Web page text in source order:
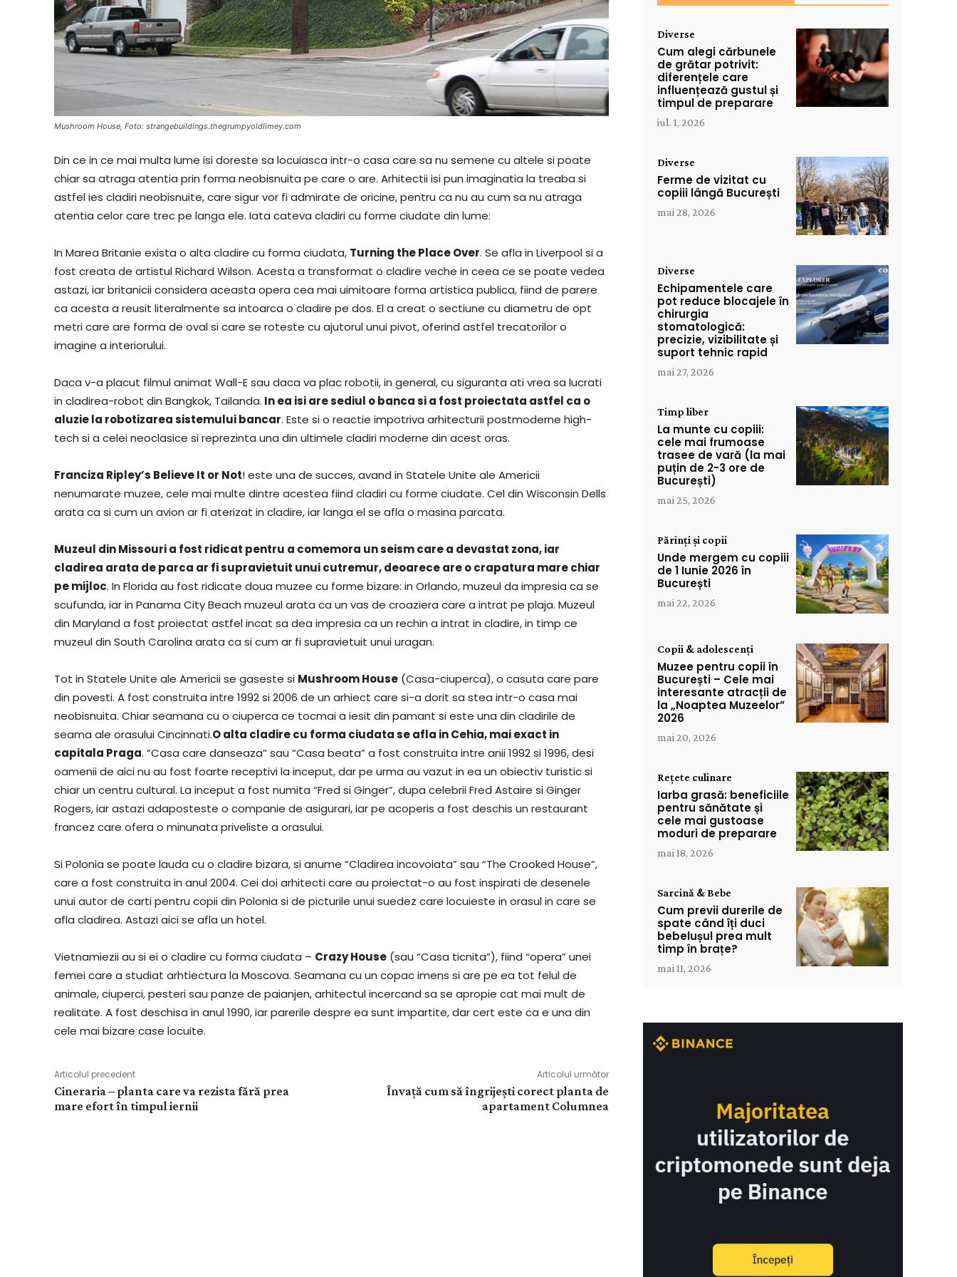
Mushroom House, Foto: strangebuildings.thegrumpyoldlimey.com
Din ce in ce mai multa lume isi doreste sa locuiasca intr-o casa care sa nu semene cu altele si poate
chiar sa atraga atentia prin forma neobisnuita pe care o are. Arhitectii isi pun imaginatia la treaba si
astfel ies cladiri neobisnuite, care sigur vor fi admirate de oricine, pentru ca nu au cum sa nu atraga
atentia celor care trec pe langa ele. Iata cateva cladiri cu forme ciudate din lume:
In Marea Britanie exista o alta cladire cu forma ciudata, Turning the Place Over. Se afla in Liverpool si a
fost creata de artistul Richard Wilson. Acesta a transformat o cladire veche in ceea ce se poate vedea
astazi, iar britanicii considera aceasta opera cea mai uimitoare forma artistica publica, fiind de parere
ca acesta a reusit literalmente sa intoarca o cladire pe dos. El a creat o sectiune cu diametru de opt
metri care are forma de oval si care se roteste cu ajutorul unui pivot, oferind astfel trecatorilor o
imagine a interiorului.
Daca v-a placut filmul animat Wall-E sau daca va plac robotii, in general, cu siguranta ati vrea sa lucrati
in cladirea-robot din Bangkok, Tailanda. In ea isi are sediul o banca si a fost proiectata astfel ca o
aluzie la robotizarea sistemului bancar. Este si o reactie impotriva arhitecturii postmoderne high-
tech si a celei neoclasice si reprezinta una din ultimele cladiri moderne din acest oras.
Franciza Ripley’s Believe It or Not! este una de succes, avand in Statele Unite ale Americii
nenumarate muzee, cele mai multe dintre acestea fiind cladiri cu forme ciudate. Cel din Wisconsin Dells
arata ca si cum un avion ar fi aterizat in cladire, iar langa el se afla o masina parcata.
Muzeul din Missouri a fost ridicat pentru a comemora un seism care a devastat zona, iar
cladirea arata de parca ar fi supravietuit unui cutremur, deoarece are o crapatura mare chiar
pe mijloc. In Florida au fost ridicate doua muzee cu forme bizare: in Orlando, muzeul da impresia ca se
scufunda, iar in Panama City Beach muzeul arata ca un vas de croaziera care a intrat pe plaja. Muzeul
din Maryland a fost proiectat astfel incat sa dea impresia ca un rechin a intrat in cladire, in timp ce
muzeul din South Carolina arata ca si cum ar fi supravietuit unui uragan.
Tot in Statele Unite ale Americii se gaseste si Mushroom House (Casa-ciuperca), o casuta care pare
din povesti. A fost construita intre 1992 si 2006 de un arhiect care si-a dorit sa stea intr-o casa mai
neobisnuita. Chiar seamana cu o ciuperca ce tocmai a iesit din pamant si este una din cladirile de
seama ale orasului Cincinnati.O alta cladire cu forma ciudata se afla in Cehia, mai exact in
capitala Praga. “Casa care danseaza” sau “Casa beata” a fost construita intre anii 1992 si 1996, desi
oamenii de aici nu au fost foarte receptivi la inceput, dar pe urma au vazut in ea un obiectiv turistic si
chiar un centru cultural. La inceput a fost numita “Fred si Ginger”, dupa celebrii Fred Astaire si Ginger
Rogers, iar astazi adaposteste o companie de asigurari, iar pe acoperis a fost deschis un restaurant
francez care ofera o minunata priveliste a orasului.
Si Polonia se poate lauda cu o cladire bizara, si anume “Cladirea incovoiata” sau “The Crooked House”,
care a fost construita in anul 2004. Cei doi arhitecti care au proiectat-o au fost inspirati de desenele
unui autor de carti pentru copii din Polonia si de picturile unui suedez care locuieste in orasul in care se
afla cladirea. Astazi aici se afla un hotel.
Vietnamiezii au si ei o cladire cu forma ciudata – Crazy House (sau “Casa ticnita”), fiind “opera” unei
femei care a studiat arhtiectura la Moscova. Seamana cu un copac imens si are pe ea tot felul de
animale, ciuperci, pesteri sau panze de paianjen, arhitectul incercand sa se apropie cat mai mult de
realitate. A fost deschisa in anul 1990, iar parerile despre ea sunt impartite, dar cert este ca e una din
cele mai bizare case locuite.
Articolul precedent
Cineraria – planta care va rezista fără prea
mare efort în timpul iernii
Articolul următor
Învață cum să îngrijești corect planta de
apartament Columnea
Diverse
Cum alegi cărbunele
de grătar potrivit:
diferențele care
influențează gustul și
timpul de preparare
iul. 1, 2026
Diverse
Ferme de vizitat cu
copiii lângă București
mai 28, 2026
Diverse
Echipamentele care
pot reduce blocajele în
chirurgia
stomatologică:
precizie, vizibilitate și
suport tehnic rapid
mai 27, 2026
Timp liber
La munte cu copiii:
cele mai frumoase
trasee de vară (la mai
puțin de 2-3 ore de
București)
mai 25, 2026
Părinți și copii
Unde mergem cu copiii
de 1 Iunie 2026 în
București
mai 22, 2026
Copii & adolescenți
Muzee pentru copii în
București – Cele mai
interesante atracții de
la „Noaptea Muzeelor”
2026
mai 20, 2026
Rețete culinare
Iarba grasă: beneficiile
pentru sănătate și
cele mai gustoase
moduri de preparare
mai 18, 2026
Sarcină & Bebe
Cum previi durerile de
spate când îți duci
bebelușul prea mult
timp în brațe?
mai 11, 2026